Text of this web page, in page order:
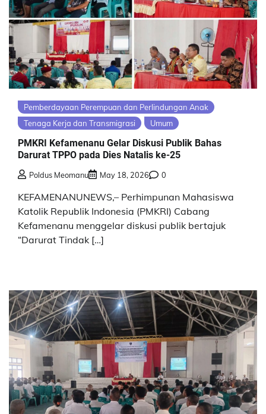
Pemberdayaan Perempuan dan Perlindungan Anak
Tenaga Kerja dan Transmigrasi
Umum
PMKRI Kefamenanu Gelar Diskusi Publik Bahas
Darurat TPPO pada Dies Natalis ke-25
Poldus Meomanu May 18, 2026 0
KEFAMENANUNEWS,– Perhimpunan Mahasiswa
Katolik Republik Indonesia (PMKRI) Cabang
Kefamenanu menggelar diskusi publik bertajuk
“Darurat Tindak […]